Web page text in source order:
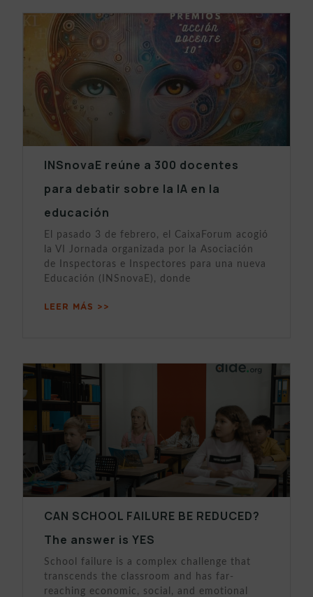
INSnovaE reúne a 300 docentes
para debatir sobre la IA en la
educación
El pasado 3 de febrero, el CaixaForum acogió
la VI Jornada organizada por la Asociación
de Inspectoras e Inspectores para una nueva
Educación (INSnovaE), donde
LEER MÁS >>
CAN SCHOOL FAILURE BE REDUCED?
The answer is YES
School failure is a complex challenge that
transcends the classroom and has far-
reaching economic, social, and emotional